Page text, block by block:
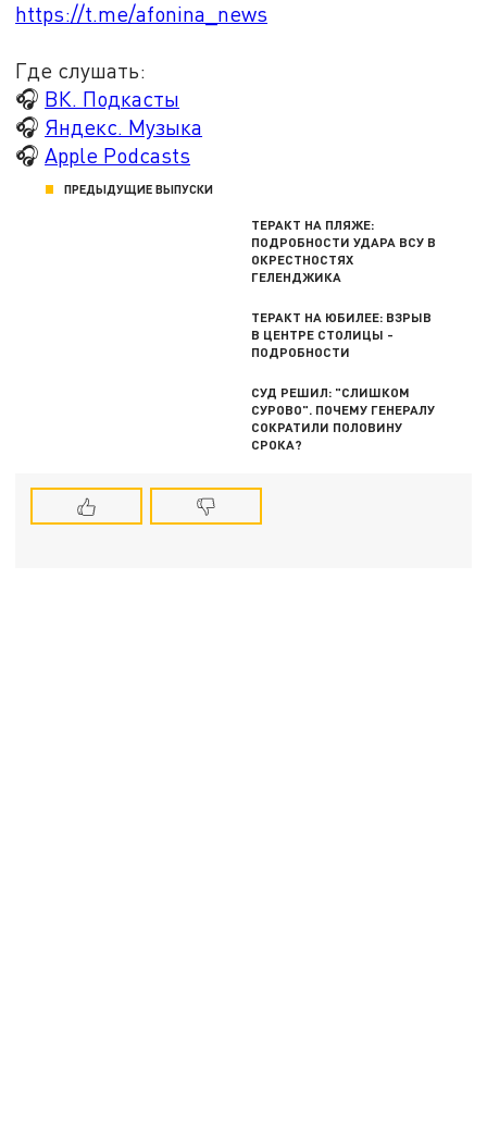
https://t.me/afonina_news
Где слушать:
🎧 ВК. Подкасты
🎧 Яндекс. Музыка
🎧Apple Podcasts
ПРЕДЫДУЩИЕ ВЫПУСКИ
ТЕРАКТ НА ПЛЯЖЕ:
ПОДРОБНОСТИ УДАРА ВСУ В
ОКРЕСТНОСТЯХ
ГЕЛЕНДЖИКА
ТЕРАКТ НА ЮБИЛЕЕ: ВЗРЫВ
В ЦЕНТРЕ СТОЛИЦЫ -
ПОДРОБНОСТИ
СУД РЕШИЛ: "СЛИШКОМ
СУРОВО". ПОЧЕМУ ГЕНЕРАЛУ
СОКРАТИЛИ ПОЛОВИНУ
СРОКА?